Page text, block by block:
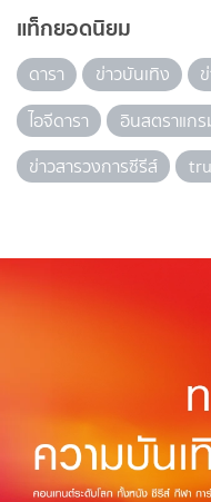
แท็กยอดนิยม
ดารา ข่าวบันเทิง
ไอจีดารา
อินสตราแกร
ข่าวสารวงการซีรีส์